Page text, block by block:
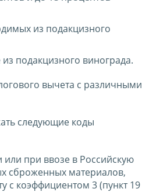
из подакцизного
подакцизного винограда.
вычета с различными
следующие коды
при ввозе в Российскую
сброженных материалов,
с коэффициентом 3 (пункт 19